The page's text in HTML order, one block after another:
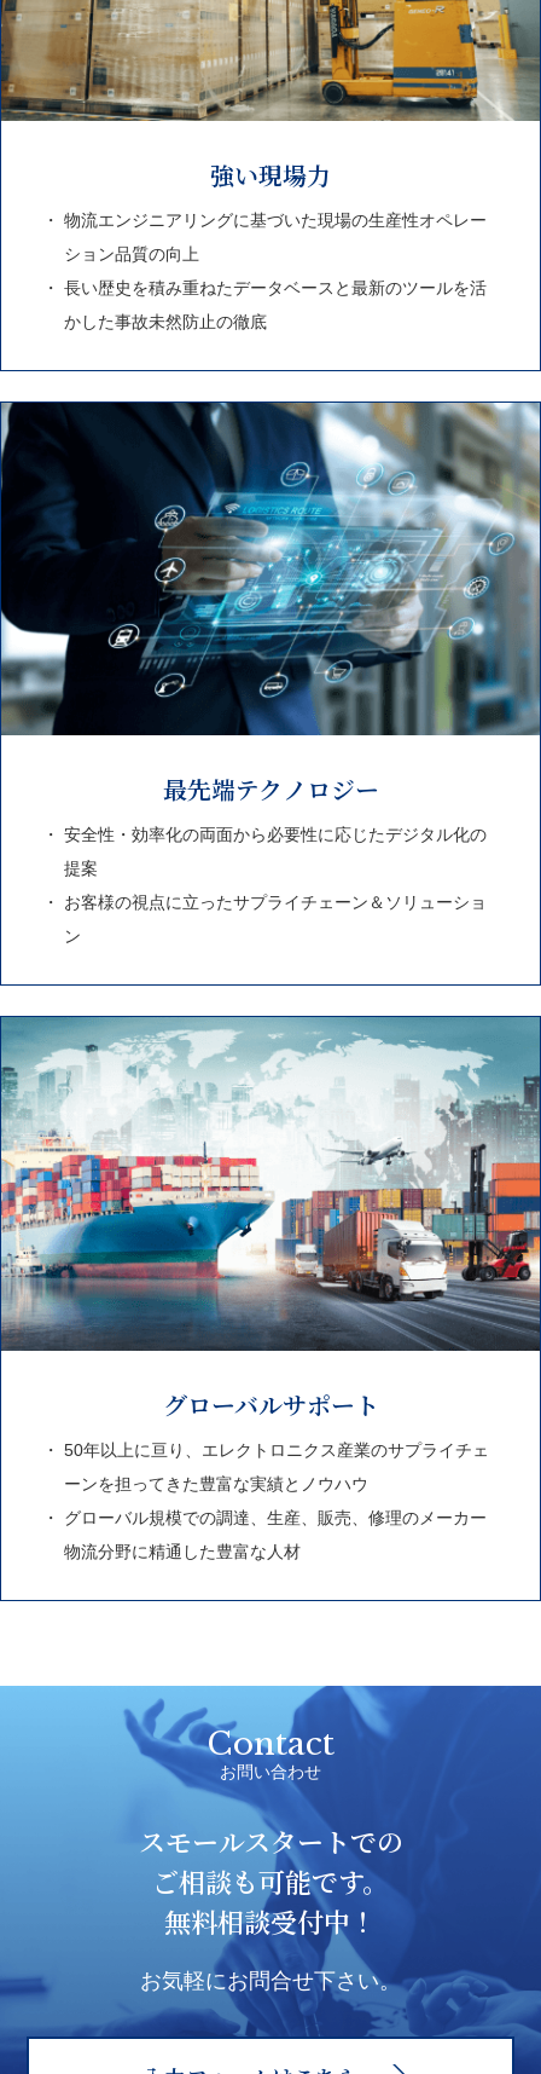
強い現場力
物流エンジニアリングに基づいた現場の生産性オペレー
ション品質の向上
長い歴史を積み重ねたデータベースと最新のツールを活
かした事故未然防止の徹底
最先端テクノロジー
安全性・効率化の両面から必要性に応じたデジタル化の
提案
お客様の視点に立ったサプライチェーン＆ソリューショ
ン
グローバルサポート
50年以上に亘り、エレクトロニクス産業のサプライチェ
ーンを担ってきた豊富な実績とノウハウ
グローバル規模での調達、生産、販売、修理のメーカー
物流分野に精通した豊富な人材
Contact
お問い合わせ
スモールスタートでの
ご相談も可能です。
無料相談受付中！
お気軽にお問合せ下さい。